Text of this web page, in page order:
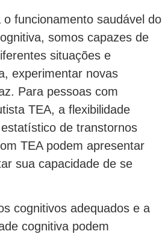
funcionamento saudável do
somos capazes de
situações e
experimentar novas
Para pessoas com
TEA, a flexibilidade
de transtornos
TEA podem apresentar
sua capacidade de se
cognitivos adequados e a
cognitiva podem